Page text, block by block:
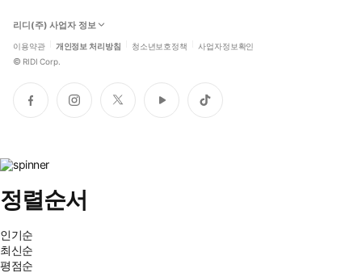
리디(주) 사업자 정보
이용약관 개인정보 처리방침 청소년보호정책 사업자정보확인
© RIDI Corp.
페
이
인
스
트
위
유
튜
틱
톡
정렬순서
인기순
최신순
평점순